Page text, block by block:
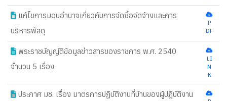
แก้ไขการมอบอำนาจเกี่ยวกับการจัดซื้อจัดจ้างและการ
บริหารพัสดุ
P
DF
พระราชบัญญัติข้อมูลข่าวสารของราชการ พ.ศ. 2540
จำนวน 5 เรื่อง
LI
N
K
ประกาศ มช. เรื่อง มาตรการปฏิบัติงานที่บ้านของผู้ปฏิบัติงาน